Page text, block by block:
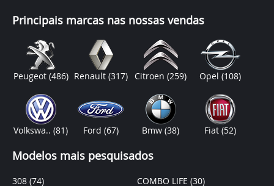
Principais marcas nas nossas vendas
Peugeot (486) Renault (317) Citroen(259) Opel(108)
Volkswa..(81) Ford (67) Bmw(38) Fiat(52)
Modelos mais pesquisados
308 (74) COMBO LIFE (30)